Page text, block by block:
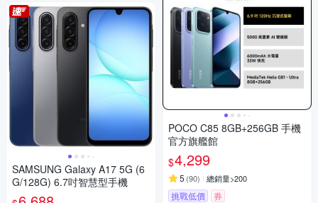
SAMSUNG Galaxy A17 5G (6
G/128G) 6.7吋智慧型手機
POCO C85 8GB+256GB 手機
官方旗艦館
$4,299
5 (90) 總銷量>200
挑戰低價 券